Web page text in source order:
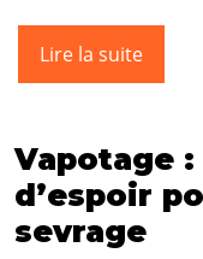
Lire la suite
Vapotage
d’espoir
sevrage